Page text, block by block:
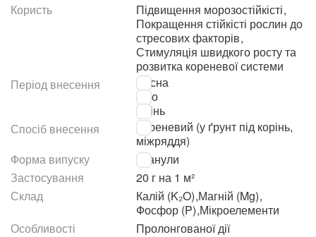
Користь
Підвищення морозостійкісті,
Покращення стійкісті рослин до
стресових факторів,
Стимуляція швидкого росту та
розвитка кореневої системи
Період внесення
Весна
Літо
Осінь
Спосіб внесення
Кореневий (у ґрунт під корінь,
міжряддя)
Форма випуску
Гранули
Застосування
20 г на 1 м²
Склад
Калій (K₂O),Магній (Mg),
Фосфор (P),Мікроелементи
Особливості
Пролонгованої дії